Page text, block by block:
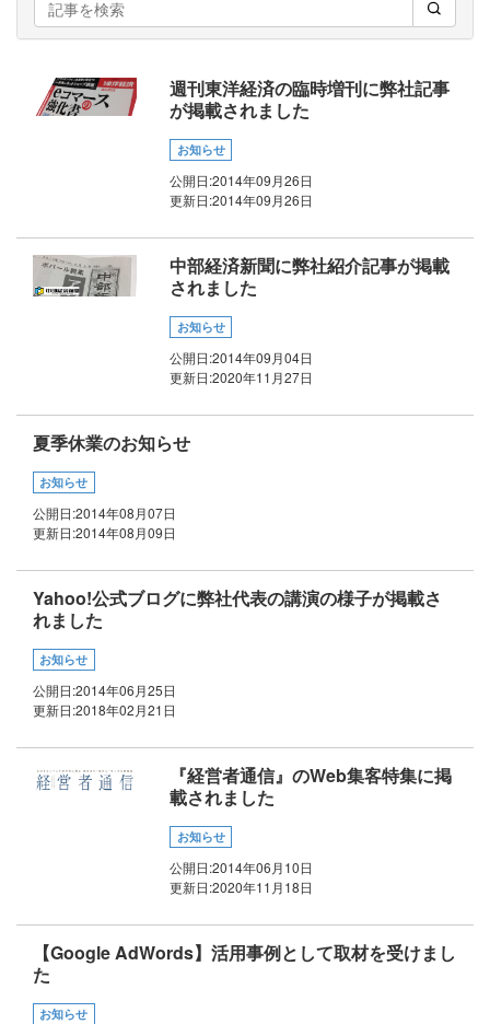
週刊東洋経済の臨時増刊に弊社記事
が掲載されました
お知らせ
公開日:2014年09月26日
更新日:2014年09月26日
中部経済新聞に弊社紹介記事が掲載
されました
お知らせ
公開日:2014年09月04日
更新日:2020年11月27日
夏季休業のお知らせ
お知らせ
公開日:2014年08月07日
更新日:2014年08月09日
Yahoo!公式ブログに弊社代表の講演の様子が掲載さ
れました
お知らせ
公開日:2014年06月25日
更新日:2018年02月21日
『経営者通信』のWeb集客特集に掲
載されました
お知らせ
公開日:2014年06月10日
更新日:2020年11月18日
【Google AdWords】活用事例として取材を受けまし
た
お知らせ